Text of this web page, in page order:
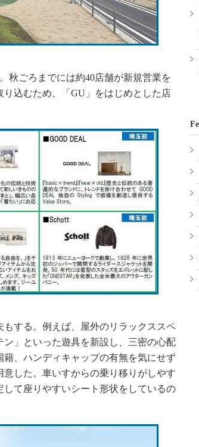
秋ごろまでには約40店舗が新規営業を
込むため、「GU」をはじめとした店
する。例えば、屋外のリラックススペ
」といった遊具を新設し、三密の心配
、ハンディキャップの有無を気にせず
した。車いすからの乗り移りがしやす
て座りやすいシート形状をしているの